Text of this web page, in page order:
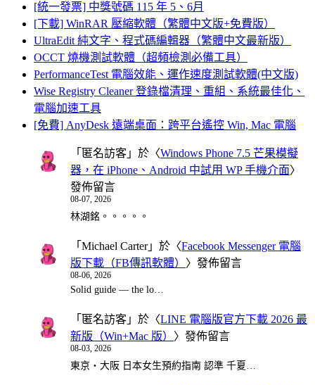
[統一發票] 中獎號碼 115 年 5、6月
[下載] WinRAR 壓縮軟體（繁體中文版+免費版）
UltraEdit 純文字、程式碼編輯器（繁體中文最新版）
OCCT 燒機測試軟體（超頻檢測必備工具）
PerformanceTest 電腦效能、運作速度測試軟體(中文版)
Wise Registry Cleaner 登錄檔清理、重組、系統最佳化、
電腦加速工具
[免費] AnyDesk 遠端桌面：跨平台遙控 Win, Mac 電腦
「 匿名訪客 」於〈Windows Phone 7.5 芒果模擬
器，在 iPhone、Android 中試用 WP 手機介面〉
發佈留言
08-07, 2026
林湖銘。。。。。
「 Michael Carter」於〈Facebook Messenger 電腦
版下載（FB傳訊軟體） 〉發佈留言
08-06, 2026
Solid guide — the lo…
「 匿名訪客 」於〈LINE 電腦版官方下載 2026 最
新版（Win+Mac 版） 〉發佈留言
08-03, 2026
東京・大阪 日本女生預約指南 認準 千夏…